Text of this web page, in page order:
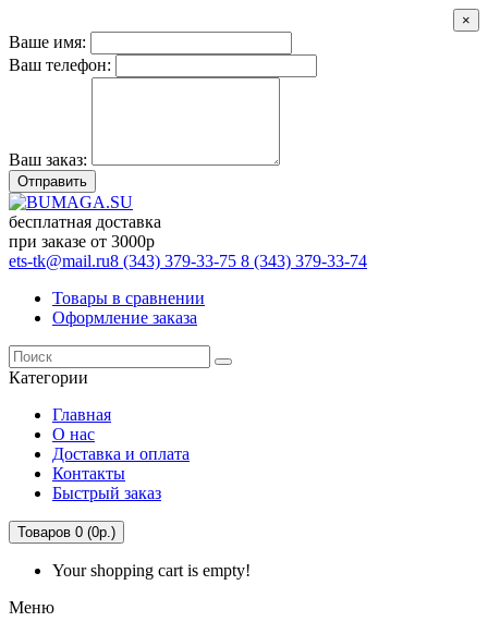
×
Ваше имя:
Ваш телефон:
Ваш заказ:
Отправить
бесплатная доставка
при заказе от 3000р
ets-tk@mail.ru8 (343) 379-33-75 8 (343) 379-33-74
Товары в сравнении
Оформление заказа
Категории
Главная
О нас
Доставка и оплата
Контакты
Быстрый заказ
Товаров 0 (0р.)
Your shopping cart is empty!
Меню